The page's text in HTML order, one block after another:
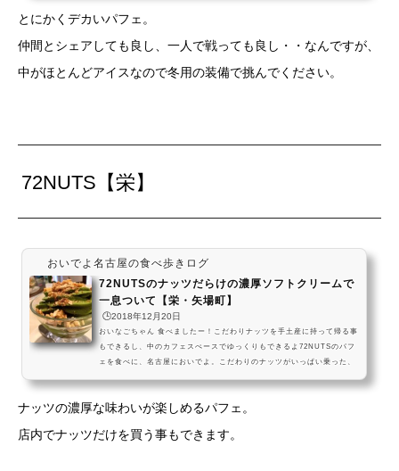
ェの【アンビリーバブル】は、大量のフルーツの下にアイスクリームが
皆は遭難しないようにねー！#飯テロ pic.twitt...
とにかくデカいパフェ。
仲間とシェアしても良し、一人で戦っても良し・・なんですが、
中がほとんどアイスなので冬用の装備で挑んでください。
72NUTS【栄】
おいでよ名古屋の食べ歩きログ
72NUTSのナッツだらけの濃厚ソフトクリームで
一息ついて【栄・矢場町】
🕒️2018年12月20日
おいなごちゃん 食べましたー！こだわりナッツを手土産に持って帰る事
もできるし、中のカフェスぺースでゆっくりもできるよ72NUTSのパフ
ェを食べに、名古屋においでよ。こだわりのナッツがいっぱい乗った、
おいでよ名古屋 (@oinagoya) 2018年11月30日アクセス 愛知県名古屋
ナッツの濃厚な味わいが楽しめるパフェ。
店内でナッツだけを買う事もできます。